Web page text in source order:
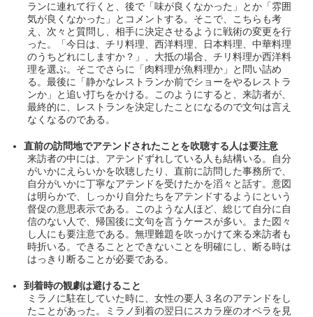
ランに連れて行くと、後で「味が良くなかった」とか「雰囲
気が良くなかった」とコメントする。そこで、こちらも考
え、次々と質問し、相手に決定させるように戦術の変更を行
った。「今日は、チリ料理、西洋料理、日本料理、中華料理
のうちどれにしますか？」、大抵の場合、チリ料理か西洋料
理を選ぶ。そこでさらに「肉料理が魚料理か」と問い詰め
る。最後に「静かなレストランか前でショーをやるレストラ
ンか」と追い打ちをかける。このようにすると、来訪者が、
最終的に、レストランを決定したことになるので文句は言え
なくなるのである。
直前の訪問地でアテンドされたことを吹聴する人は要注意
来訪者の中には、アテンドずれしている人も結構いる。自分
がいかにえらいかを吹聴したり、直前に訪問した事務所で、
自分がいかに丁寧なアテンドを受けたかを滔々と話す。意図
は明らかで、しっかり自分たちをアテンドするようにという
督促の意思表示である。このような人ほど、総じて自分に自
信のない人で、帰国後に文句を言うケースが多い。また図々
し人にも要注意である。無理難題を吹っかけて来る来訪者も
時折いる。できることとできないことを明確にし、断る時は
はっきり断ることが必要である。
到着時の観劇は避けること
ミラノに駐在していた時に、女性の要人３名のアテンドをし
たことがあった。ミラノ到着の翌日にスカラ座のオペラを見